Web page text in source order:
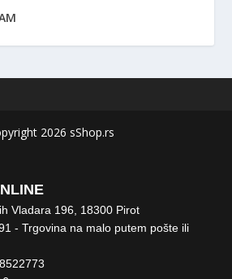
2026 sShop.rs
Vladara 196, 18300 Pirot
- Trgovina na malo putem pošte ili